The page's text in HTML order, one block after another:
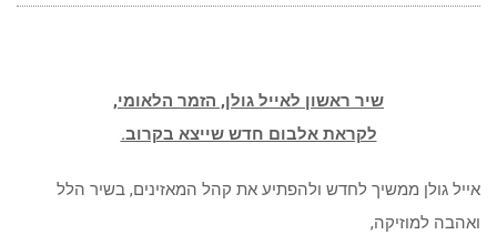
שיר ראשון לאייל גולן, הזמר הלאומי,
לקראת אלבום חדש שייצא בקרוב.
אייל גולן ממשיך לחדש ולהפתיע את קהל המאזינים, בשיר הלל
ואהבה למוזיקה,